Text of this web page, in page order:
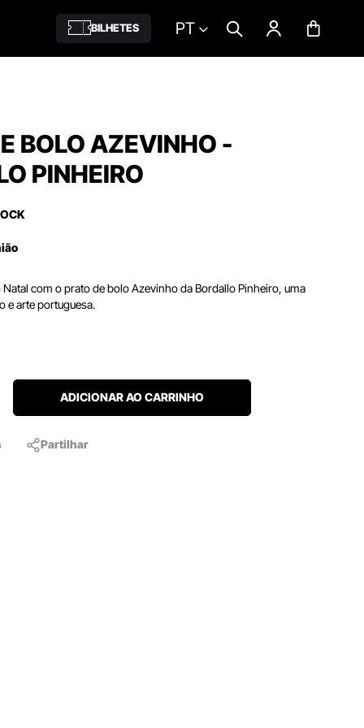
BILHETES PT
BOLO AZEVINHO -
PINHEIRO
com o prato de bolo Azevinho da Bordallo Pinheiro, uma
e arte portuguesa.
ADICIONAR AO CARRINHO
Partilhar